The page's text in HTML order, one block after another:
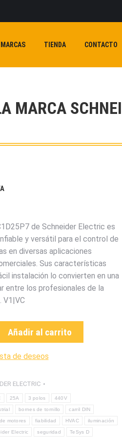
MARCAS TIENDA CONTACTO
MARCA
de Schneider Electric es
y versátil para el control de
en diversas aplicaciones
Sus características
instalación lo convierten en una
entre los profesionales de la
V1|VC
Añadir al carrito
de deseos
ELECTRIC
25A 3 polos 440V
bornes de tornillo carril DIN
motores fiabilidad HVAC iluminación
Electric seguridad TeSys D